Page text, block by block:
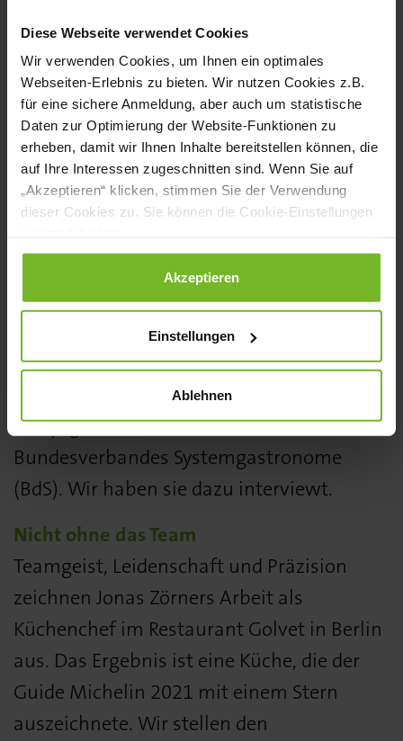
Diese Webseite verwendet Cookies
Wir verwenden Cookies, um Ihnen ein optimales
Webseiten-Erlebnis zu bieten. Wir nutzen Cookies z.B.
für eine sichere Anmeldung, aber auch um statistische
Daten zur Optimierung der Website-Funktionen zu
erheben, damit wir Ihnen Inhalte bereitstellen können, die
auf Ihre Interessen zugeschnitten sind. Wenn Sie auf
„Akzeptieren“ klicken, stimmen Sie der Verwendung
dieser Cookies zu. Sie können die Cookie-Einstellungen
Datenschutzerklärung|Impressum
Akzeptieren
Einstellungen
Ablehnen
möchte der Koch Stefan Cammann die
Gastronomie organisatorisch neu
ausrichten. Denn für die klassische
Postenküche sieht er keine Zukunft mehr.
Wir informieren, was dran ist an seinem
Konzept des Kochens ohne Herd.
Die Corona-Pandemie hat auch der
Systemgastronomie stark zugesetzt.
Trotzdem ist die Branche nach wie vor ein
interessanter Arbeitgeber für Köchinnen
und Köche, findet Andrea Belegante,
Hauptgeschäftsführerin des
Bundesverbandes Systemgastronome
(BdS). Wir haben sie dazu interviewt.
Nicht ohne das Team
Teamgeist, Leidenschaft und Präzision
zeichnen Jonas Zörners Arbeit als
Küchenchef im Restaurant Golvet in Berlin
aus. Das Ergebnis ist eine Küche, die der
Guide Michelin 2021 mit einem Stern
auszeichnete. Wir stellen den